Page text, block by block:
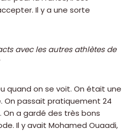
Il y a une sorte
avec les autres athlètes de
quand on se voit. On était une
On passait pratiquement 24
On a gardé des très bons
Il y avait Mohamed Ouaadi,